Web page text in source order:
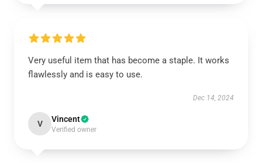
Very useful item that has become a staple. It works
flawlessly and is easy to use.
Dec 14, 2024
V Vincent
Verified owner